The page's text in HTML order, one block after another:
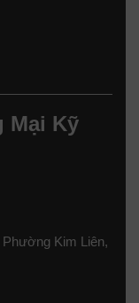
Mại Kỹ
Kim Liên,